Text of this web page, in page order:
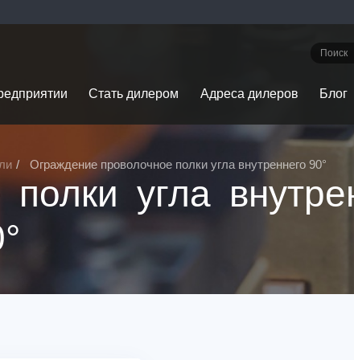
Стать дилером Адреса дилеров Блог
Ограждение проволочное полки угла внутреннего 90°
угла